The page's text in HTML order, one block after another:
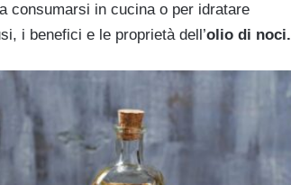
consumarsi in cucina o per idratare
i benefici e le proprietà dell’olio di noci.